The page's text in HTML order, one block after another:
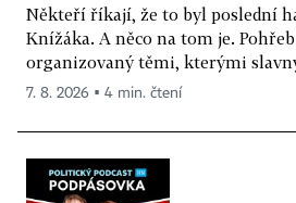
Někteří říkají, že to byl poslední
Knížáka. A něco na tom je.
organizovaný těmi, kterými
7. 8. 2026 ▪ 4 min. čtení